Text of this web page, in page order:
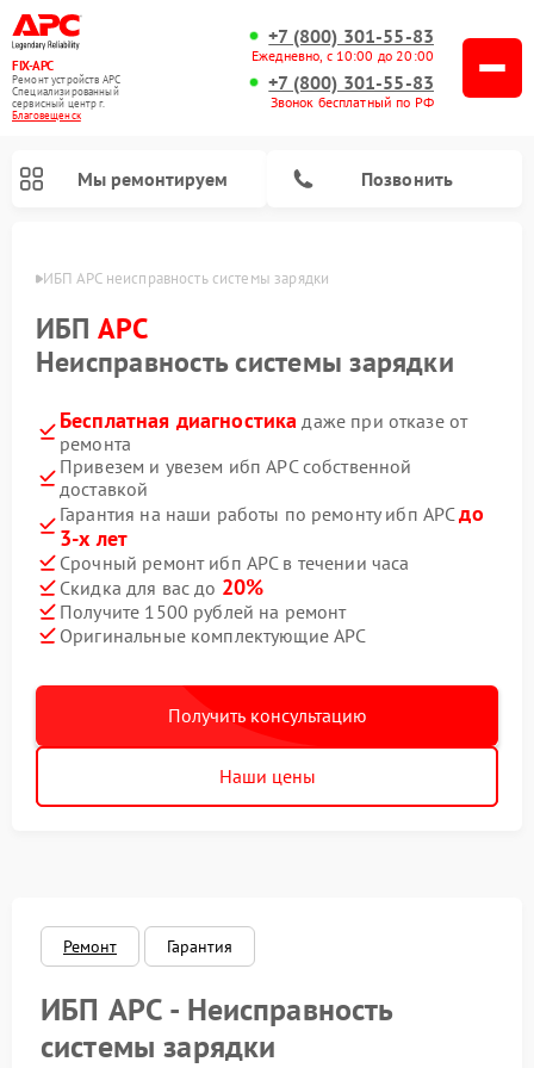
FIX-APC
Ремонт устройств APC
Специализированный
cервисный центр г.
Благовещенск
+7 (800) 301-55-83
Ежедневно, с 10:00 до 20:00
+7 (800) 301-55-83
Звонок бесплатный по РФ
Мы ремонтируем Позвонить
ИБП APC неисправность системы зарядки
ИБП APC
Неисправность системы зарядки
Бесплатная диагностика даже при отказе от
ремонта
Привезем и увезем ибп APC собственной
доставкой
Гарантия на наши работы по ремонту ибп APCдо
3-х лет
Срочный ремонт ибп APC в течении часа
Скидка для вас до 20%
Получите 1500 рублей на ремонт
Оригинальные комплектующие APC
Получить консультацию
Наши цены
Ремонт Гарантия
ИБП APC - Неисправность
системы зарядки